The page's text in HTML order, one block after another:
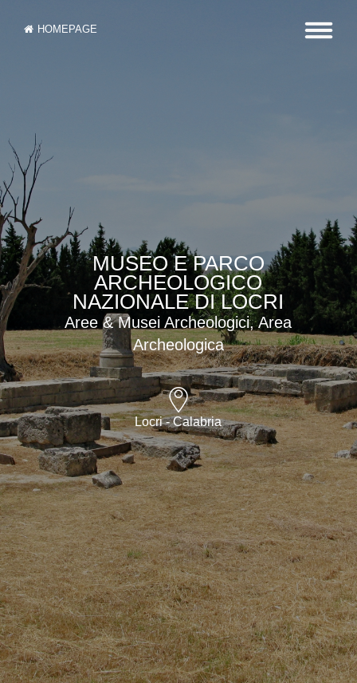
HOMEPAGE
MUSEO E PARCO
ARCHEOLOGICO
NAZIONALE DI LOCRI
Aree & Musei Archeologici, Area
Archeologica
Locri - Calabria